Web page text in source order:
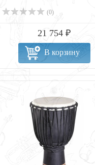
(0)
21 754 ₽
В корзину